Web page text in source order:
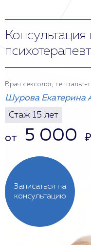
Консультация
Записаться на
консультацию
Врач сексолог,
Шурова Екатерина
Стаж 15 лет
от 5 000 ₽